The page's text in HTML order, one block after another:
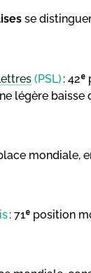
se
(PSL) :
légère baisse
mondiale,
: 71ᵉ position